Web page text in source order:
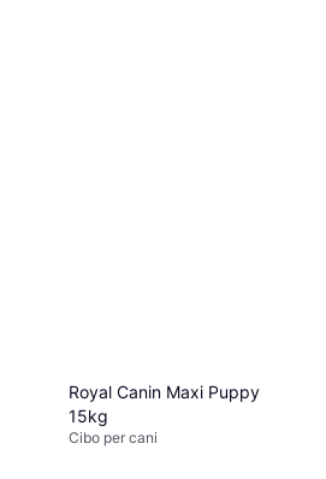
Royal Canin Maxi Puppy
15kg
Cibo per cani